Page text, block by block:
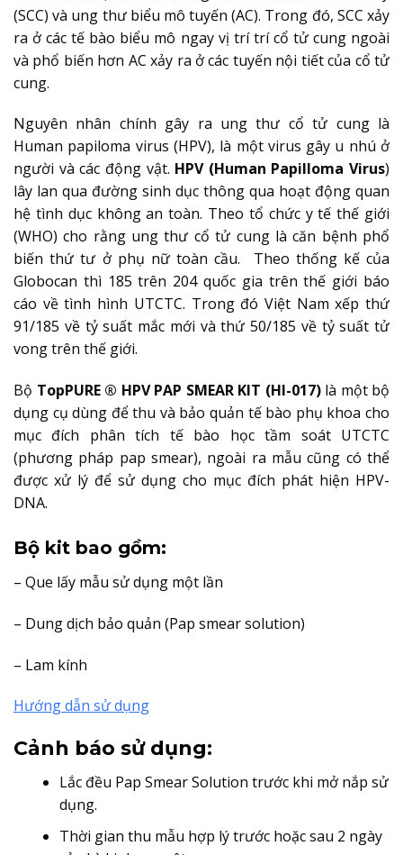
(SCC) và ung thư biểu mô tuyến (AC). Trong đó, SCC xảy
ra ở các tế bào biểu mô ngay vị trí trí cổ tử cung ngoài
và phổ biến hơn AC xảy ra ở các tuyến nội tiết của cổ tử
cung.
Nguyên nhân chính gây ra ung thư cổ tử cung là
Human papiloma virus (HPV), là một virus gây u nhú ở
người và các động vật. HPV (Human Papilloma Virus)
lây lan qua đường sinh dục thông qua hoạt động quan
hệ tình dục không an toàn. Theo tổ chức y tế thế giới
(WHO) cho rằng ung thư cổ tử cung là căn bệnh phổ
biến thứ tư ở phụ nữ toàn cầu. Theo thống kế của
Globocan thì 185 trên 204 quốc gia trên thế giới báo
cáo về tình hình UTCTC. Trong đó Việt Nam xếp thứ
91/185 về tỷ suất mắc mới và thứ 50/185 về tỷ suất tử
vong trên thế giới.
Bộ TopPURE ® HPV PAP SMEAR KIT (HI-017)là một bộ
dụng cụ dùng để thu và bảo quản tế bào phụ khoa cho
mục đích phân tích tế bào học tầm soát UTCTC
(phương pháp pap smear), ngoài ra mẫu cũng có thể
được xử lý để sử dụng cho mục đích phát hiện HPV-
DNA.
Bộ kit bao gồm:
– Que lấy mẫu sử dụng một lần
– Dung dịch bảo quản (Pap smear solution)
– Lam kính
Hướng dẫn sử dụng
Cảnh báo sử dụng:
Lắc đều Pap Smear Solution trước khi mở nắp sử
dụng.
Thời gian thu mẫu hợp lý trước hoặc sau 2 ngày